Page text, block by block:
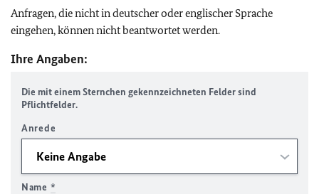
Anfragen, die nicht in deutscher oder englischer Sprache
eingehen, können nicht beantwortet werden.
Ihre Angaben:
Die mit einem Sternchen gekennzeichneten Felder sind
Pflichtfelder.
Anrede
Name *